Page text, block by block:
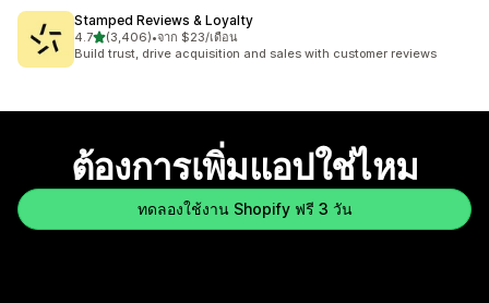
Stamped Reviews & Loyalty
4.7เต็ม 5 ดาว
(3,406)
ทั้งหมด 3406 รีวิว
•จาก $23/เดือน
Build trust, drive acquisition and sales with customer reviews
ต้องการเพิ่มแอปใช่ไหม
ทดลองใช้งาน Shopify ฟรี 3 วัน